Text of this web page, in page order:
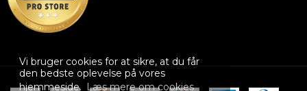
Vi bruger cookies for at sikre, at du får
den bedste oplevelse på vores
hjemmeside. Læs mere om cookies